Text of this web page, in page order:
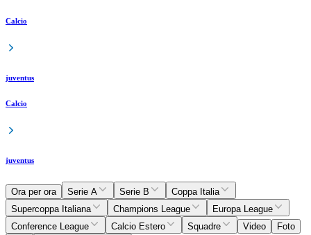
Calcio
juventus
Calcio
juventus
Ora per ora Serie A Serie B
Coppa Italia
Supercoppa Italiana
Champions League
Europa League
Conference League
Calcio Estero Squadre Video
Foto